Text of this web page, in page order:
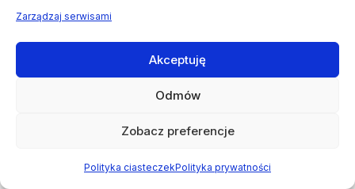
Zarządzaj serwisami
Akceptuję
Odmów
Zobacz preferencje
Polityka ciasteczekPolityka prywatności
napoju w opakowaniu objętym systemem; zwracana
po oddaniu pustego opakowania.
– automat do przyjmowania pustych
– rodzaj tworzywa sztucznego (politereftalan
Gospodarka o obiegu zamkniętym
odpady traktowane są jako surowce wtórne